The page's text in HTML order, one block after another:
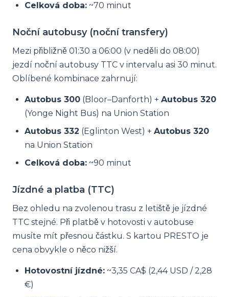
Celková doba: ~70 minut
Noční autobusy (noční transfery)
Mezi přibližně 01:30 a 06:00 (v neděli do 08:00)
jezdí noční autobusy TTC v intervalu asi 30 minut.
Oblíbené kombinace zahrnují:
Autobus 300 (Bloor–Danforth) + Autobus 320
(Yonge Night Bus) na Union Station
Autobus 332 (Eglinton West) + Autobus 320
na Union Station
Celková doba: ~90 minut
Jízdné a platba (TTC)
Bez ohledu na zvolenou trasu z letiště je jízdné
TTC stejné. Při platbě v hotovosti v autobuse
musíte mít přesnou částku. S kartou PRESTO je
cena obvykle o něco nižší.
Hotovostní jízdné: ~3,35 CA$ (2,44 USD / 2,28
€)